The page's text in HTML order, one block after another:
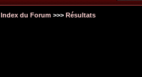
Index du Forum >>> Résultats